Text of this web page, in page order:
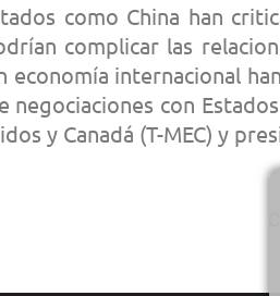
como China han
complicar las
economía internacional
negociaciones con
y Canadá (T-MEC) y